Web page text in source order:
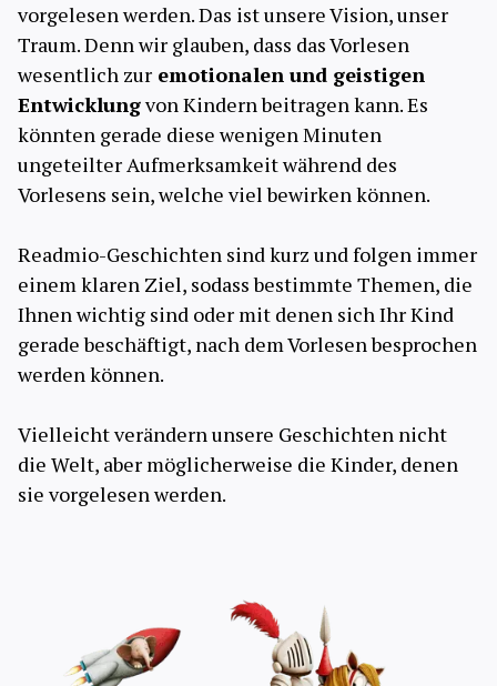
vorgelesen werden. Das ist unsere Vision, unser
Traum. Denn wir glauben, dass das Vorlesen
wesentlich zur emotionalen und geistigen
Entwicklungvon Kindern beitragen kann. Es
könnten gerade diese wenigen Minuten
ungeteilter Aufmerksamkeit während des
Vorlesens sein, welche viel bewirken können.
Readmio-Geschichten sind kurz und folgen immer
einem klaren Ziel, sodass bestimmte Themen, die
Ihnen wichtig sind oder mit denen sich Ihr Kind
gerade beschäftigt, nach dem Vorlesen besprochen
werden können.
Vielleicht verändern unsere Geschichten nicht
die Welt, aber möglicherweise die Kinder, denen
sie vorgelesen werden.